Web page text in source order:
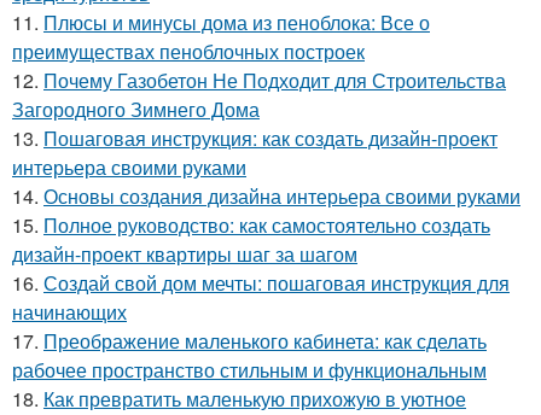
11. Плюсы и минусы дома из пеноблока: Все о
преимуществах пеноблочных построек
12. Почему Газобетон Не Подходит для Строительства
Загородного Зимнего Дома
13. Пошаговая инструкция: как создать дизайн-проект
интерьера своими руками
14. Основы создания дизайна интерьера своими руками
15. Полное руководство: как самостоятельно создать
дизайн-проект квартиры шаг за шагом
16. Создай свой дом мечты: пошаговая инструкция для
начинающих
17. Преображение маленького кабинета: как сделать
рабочее пространство стильным и функциональным
18. Как превратить маленькую прихожую в уютное